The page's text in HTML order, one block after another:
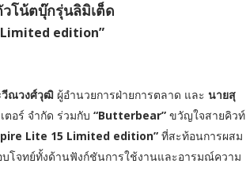
โน้ตบุ๊กรุ่นลิมิเต็ด
edition”
วีณวงศ์วุฒิ ผู้อำนวยการฝ่ายการตลาด และ นายสุ
ตอร์ จำกัด ร่วมกับ “Butterbear” ขวัญใจสายคิวท์
Lite 15 Limited edition” ที่สะท้อนการผสม
โจทย์ทั้งด้านฟังก์ชันการใช้งานและอารมณ์ความ